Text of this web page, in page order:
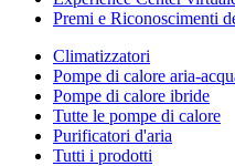
Premi e Riconoscimenti
Climatizzatori
Pompe di calore aria-
Pompe di calore ibride
Tutte le pompe di calore
Purificatori d'aria
Tutti i prodotti